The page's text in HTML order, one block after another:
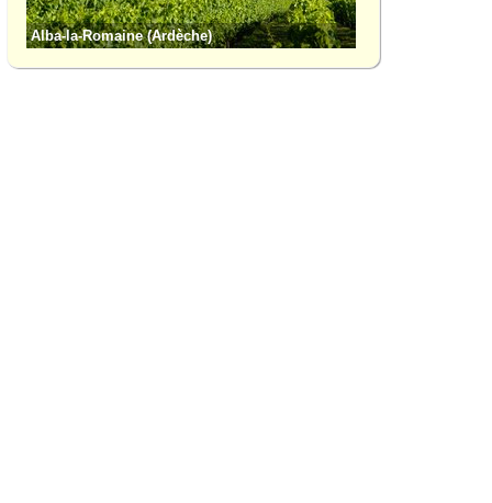
Alba-la-Romaine (Ardèche)